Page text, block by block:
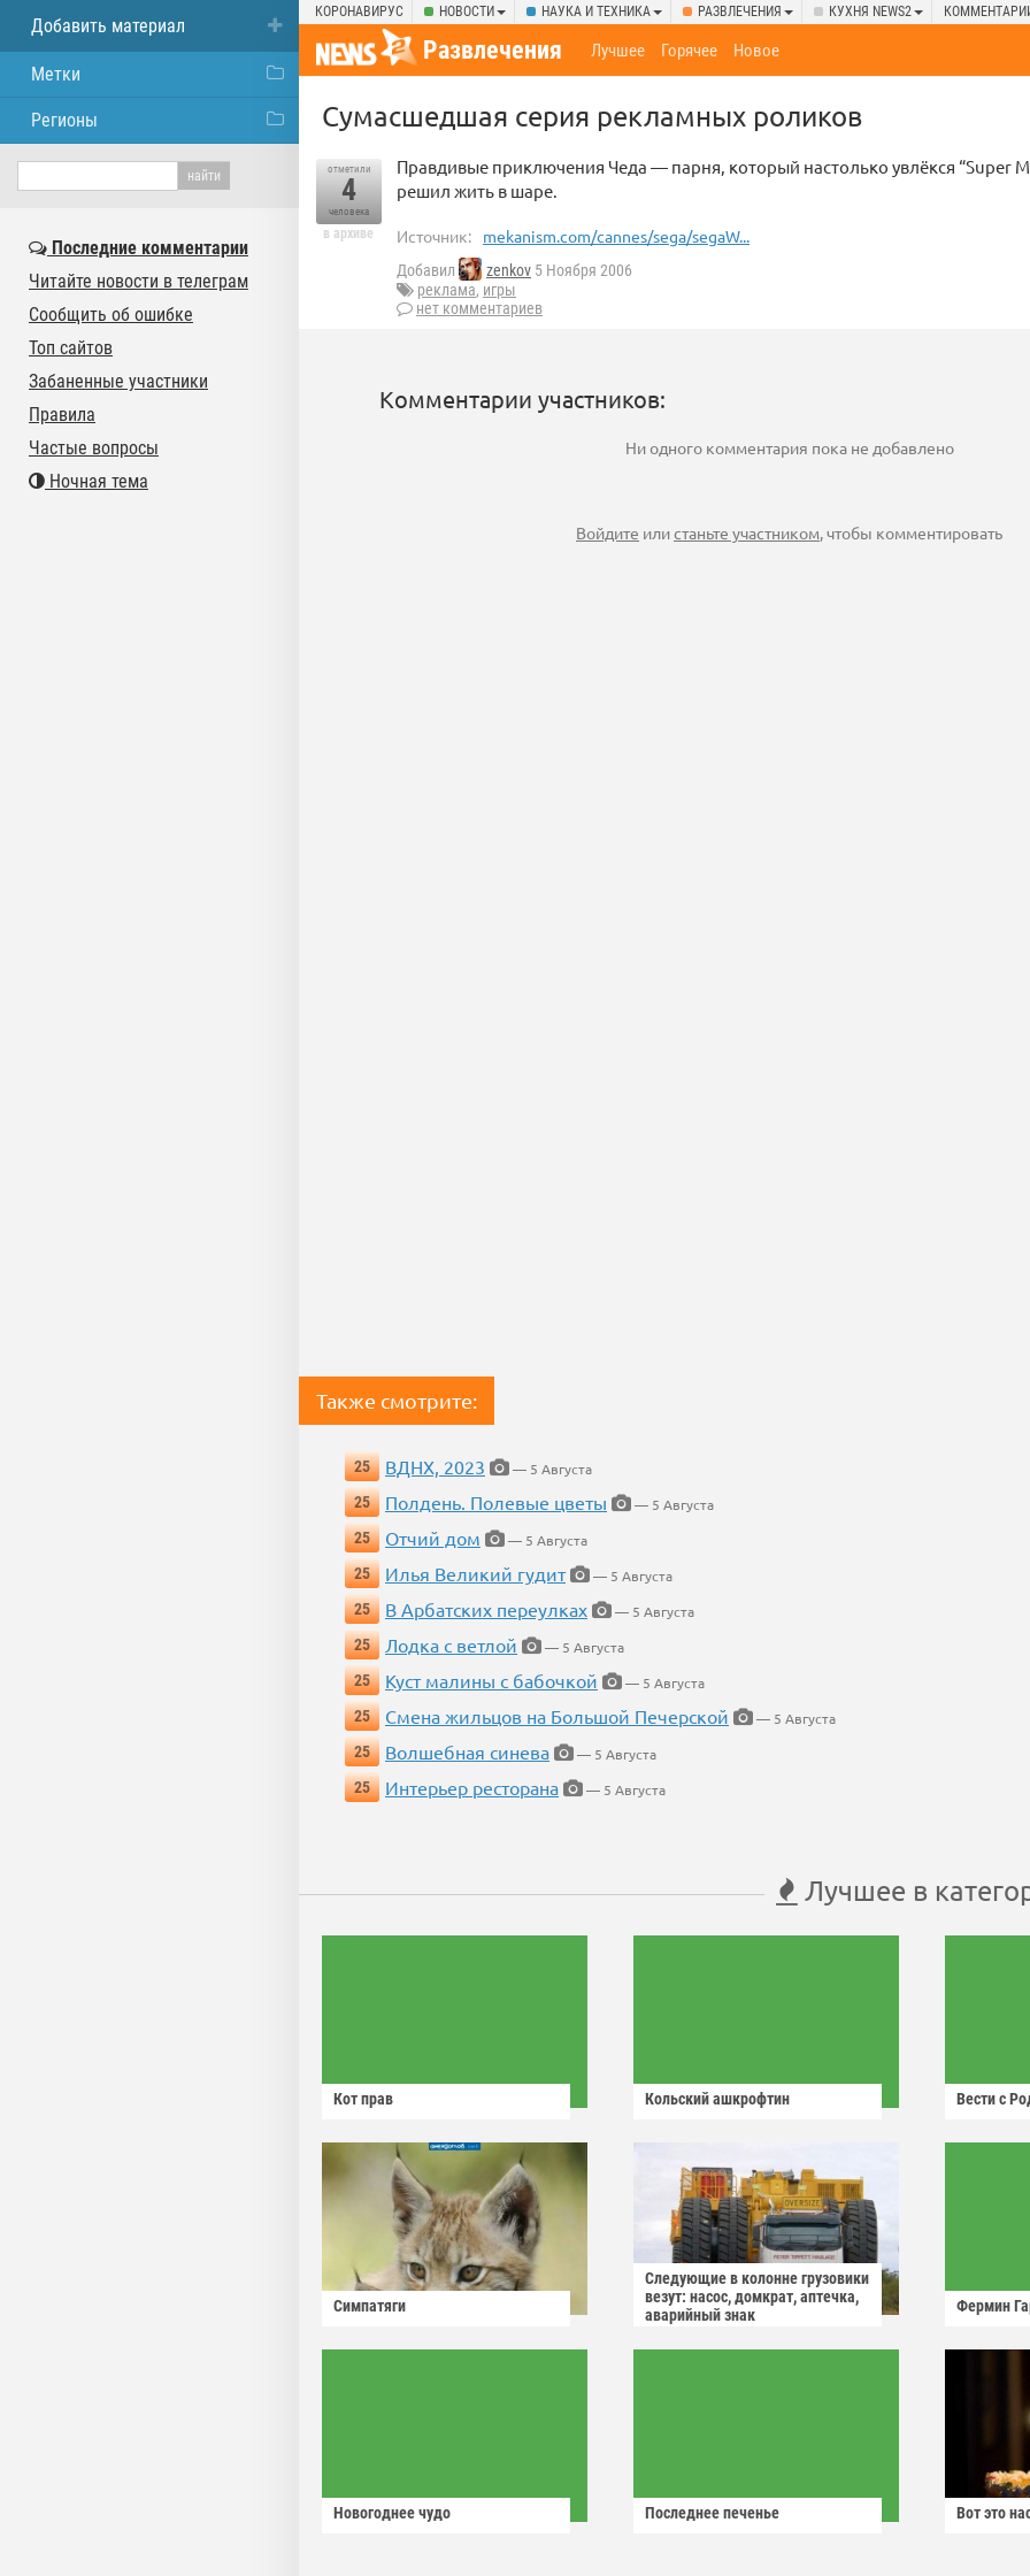
КОРОНАВИРУС НОВОСТИ НАУКА И ТЕХНИКА РАЗВЛЕЧЕНИЯ КУХНЯ NEWS2
Развлечения Лучшее Горячее Новое
Сумасшедшая серия рекламных роликов
отметили
4
человека
в архиве
Правдивые приключения Чеда — парня, который настолько увлёкся “Super
решил жить в шаре.
Источник: mekanism.com/cannes/sega/segaW...
Добавил zenkov 5 Ноября 2006
реклама, игры
нет комментариев
Комментарии участников:
Ни одного комментария пока не добавлено
Войдите илистаньте участником, чтобы комментировать
Также смотрите:
25 ВДНХ, 2023
— 5 Августа
25
Полдень. Полевые цветы
— 5 Августа
25
Отчий дом
— 5 Августа
25
Илья Великий гудит
— 5 Августа
25
В Арбатских переулках
— 5 Августа
25
Лодка с ветлой
— 5 Августа
25
Куст малины с бабочкой
— 5 Августа
25
Смена жильцов на Большой Печерской
— 5 Августа
25
Волшебная синева
— 5 Августа
25
Интерьер ресторана — 5 Августа
Лучшее в
Кот прав Кольский ашкрофтин Вести с
Симпатяги
Следующие в колонне грузовики
везут: насос, домкрат, аптечка,
аварийный знак
Фермин
Новогоднее чудо Последнее печенье Вот это
Добавить материал
Метки
Регионы
Последние комментарии
Читайте новости в телеграм
Сообщить об ошибке
Топ сайтов
Забаненные участники
Правила
Частые вопросы
Ночная тема